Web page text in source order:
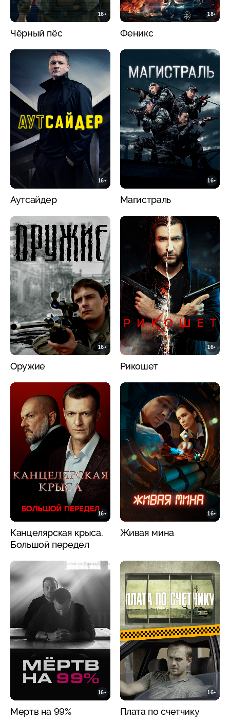
16+
Чёрный пёс
18+
Феникс
16+
Аутсайдер
16+
Магистраль
16+
Оружие
16+
Рикошет
16+
Канцелярская крыса.
Большой передел
16+
Живая мина
16+
Мертв на 99%
16+
Плата по счетчику